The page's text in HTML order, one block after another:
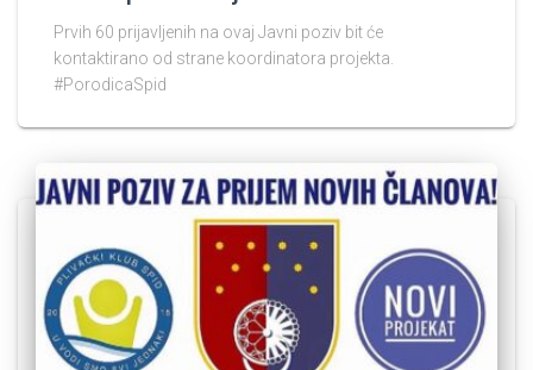
Prvih 60 prijavljenih na ovaj Javni poziv bit će
kontaktirano od strane koordinatora projekta.
#PorodicaSpid